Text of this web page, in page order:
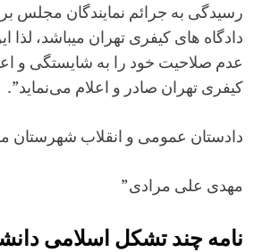
رسیدگی به جرائم نمایندگان مجلس
دادگاه های کیفری تهران میباشد، لذا
عدم صلاحیت خود را به شایستگی و
کیفری تهران صادر و اعلام می‌نماید”.
دادستان عمومی و انقلاب شهرستان
مهدی علی مرادی”
نامه چند تشکل‌ اسلامی